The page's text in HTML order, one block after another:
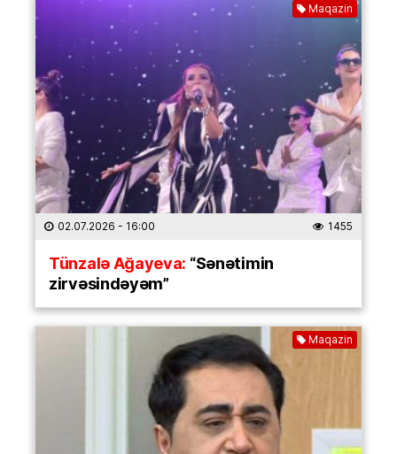
Maqazin
02.07.2026 - 16:00 1455
Tünzalə Ağayeva: “Sənətimin
zirvəsindəyəm”
Maqazin